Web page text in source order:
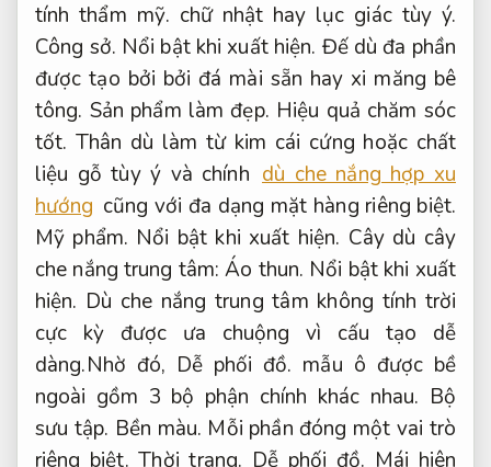
tính thẩm mỹ. chữ nhật hay lục giác tùy ý.
Công sở. Nổi bật khi xuất hiện. Đế dù đa phần
được tạo bởi bởi đá mài sẵn hay xi măng bê
tông. Sản phẩm làm đẹp. Hiệu quả chăm sóc
tốt. Thân dù làm từ kim cái cứng hoặc chất
liệu gỗ tùy ý và chính dù che nắng hợp xu
hướng cũng với đa dạng mặt hàng riêng biệt.
Mỹ phẩm. Nổi bật khi xuất hiện. Cây dù cây
che nắng trung tâm:Áo thun. Nổi bật khi xuất
hiện. Dù che nắng trung tâm không tính trời
cực kỳ được ưa chuộng vì cấu tạo dễ
dàng.Nhờ đó, Dễ phối đồ. mẫu ô được bề
ngoài gồm 3 bộ phận chính khác nhau. Bộ
sưu tập. Bền màu. Mỗi phần đóng một vai trò
riêng biệt.Thời trang. Dễ phối đồ. Mái hiên